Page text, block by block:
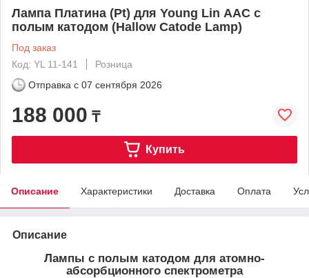
Лампа Платина (Pt) для Young Lin ААС с
полым катодом (Hallow Catode Lamp)
Под заказ
Код: YL 11-141
Розница
Отправка с 07 сентября 2026
188 000 ₸
Купить
Описание Характеристики Доставка Оплата
Описание
Лампы с полым катодом для атомно-
абсорбционного спектрометра